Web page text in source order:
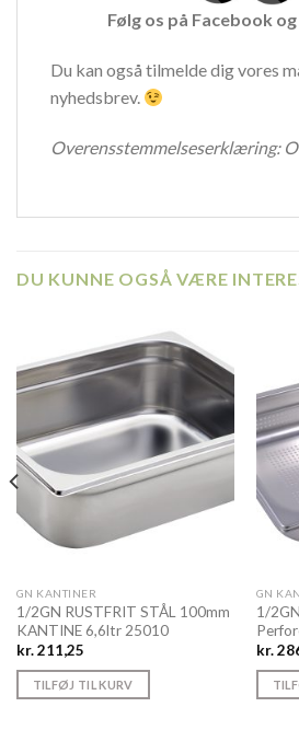
Følg os på Facebook og
Du kan også tilmelde dig vores
nyhedsbrev.
Overensstemmelseserklæring:
DU KUNNE OGSÅ VÆRE
GN KANTINER
1/2GN RUSTFRIT STÅL 100mm
KANTINE 6,6ltr 25010
kr.211,25
TILFØJ TIL KURV
GN
1/
kr.